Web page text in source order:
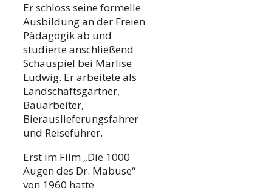
Er schloss seine formelle
Ausbildung an der Freien
Pädagogik ab und
studierte anschließend
Schauspiel bei Marlise
Ludwig. Er arbeitete als
Landschaftsgärtner,
Bauarbeiter,
Bierauslieferungsfahrer
und Reiseführer.
Erst im Film „Die 1000
Augen des Dr. Mabuse“
von 1960 hatte